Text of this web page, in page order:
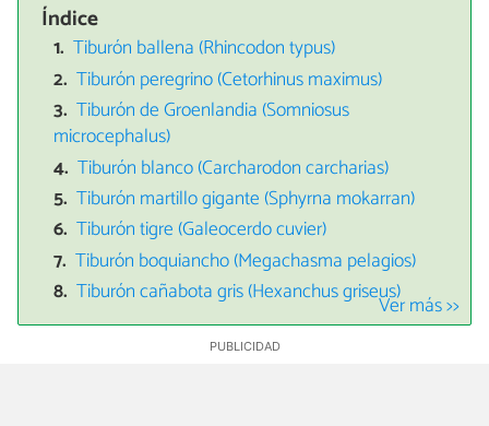
Índice
Tiburón ballena (Rhincodon typus)
Tiburón peregrino (Cetorhinus maximus)
Tiburón de Groenlandia (Somniosus
microcephalus)
Tiburón blanco (Carcharodon carcharias)
Tiburón martillo gigante (Sphyrna mokarran)
Tiburón tigre (Galeocerdo cuvier)
Tiburón boquiancho (Megachasma pelagios)
Tiburón cañabota gris (Hexanchus griseus)Ver más >>